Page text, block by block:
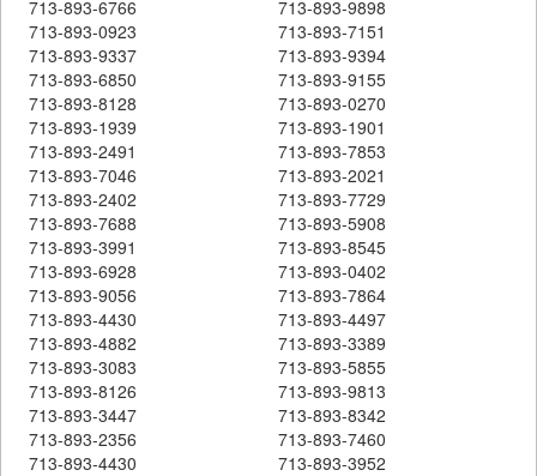
713-893-6766
713-893-9898
713-893-0923
713-893-7151
713-893-9337
713-893-9394
713-893-6850
713-893-9155
713-893-8128
713-893-0270
713-893-1939
713-893-1901
713-893-2491
713-893-7853
713-893-7046
713-893-2021
713-893-2402
713-893-7729
713-893-7688
713-893-5908
713-893-3991
713-893-8545
713-893-6928
713-893-0402
713-893-9056
713-893-7864
713-893-4430
713-893-4497
713-893-4882
713-893-3389
713-893-3083
713-893-5855
713-893-8126
713-893-9813
713-893-3447
713-893-8342
713-893-2356
713-893-7460
713-893-4430
713-893-3952